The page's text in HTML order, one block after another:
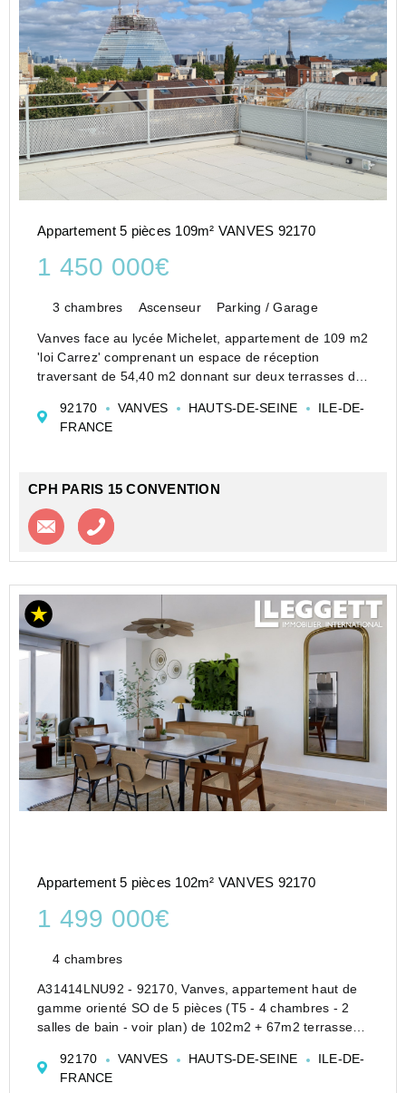
Appartement 5 pièces 109m² VANVES 92170
1 450 000€
3 chambres Ascenseur Parking / Garage
Vanves face au lycée Michelet, appartement de 109 m2
'loi Carrez' comprenant un espace de réception
traversant de 54,40 m2 donnant sur deux terrasses de
avec sa salle de bains privative et une autre...
92170 VANVES HAUTS-DE-SEINE
ILE-DE-
FRANCE
CPH PARIS 15 CONVENTION
Contacter l'agence
Appartement 5 pièces 102m² VANVES 92170
1 499 000€
4 chambres
A31414LNU92 - 92170, Vanves, appartement haut de
gamme orienté SO de 5 pièces (T5 - 4 chambres - 2
salles de bain - voir plan) de 102m2 + 67m2 terrasse,
trimestre 2025, offrant clarté et modernité au 4e étage
d&#...
92170 VANVES HAUTS-DE-SEINE
ILE-DE-
FRANCE